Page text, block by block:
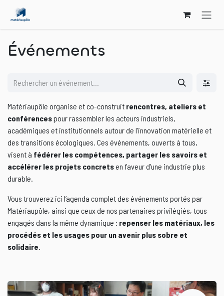
Se rendre au contenu
Événements
Matériaupôle organise et co-construit rencontres, ateliers et
conférencespour rassembler les acteurs industriels,
académiques et institutionnels autour de l’innovation matérielle et
des transitions écologiques. Ces événements, ouverts à tous,
visent à fédérer les compétences, partager les savoirs et
accélérer les projets concretsen faveur d’une industrie plus
durable.
Vous trouverez ici l’agenda complet des événements portés par
Matériaupôle, ainsi que ceux de nos partenaires privilégiés, tous
engagés dans la même dynamique : repenser les matériaux, les
procédés et les usages pour un avenir plus sobre et
solidaire.